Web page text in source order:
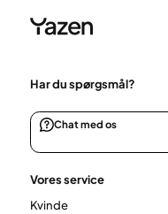
Har du spørgsmål?
Chat med os
Vores service
Kvinde